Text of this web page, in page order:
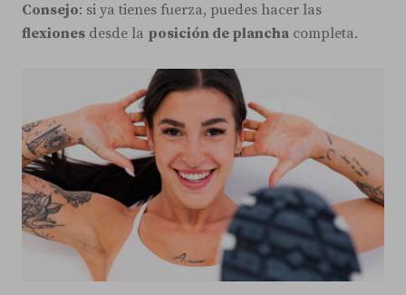
Consejo: si ya tienes fuerza, puedes hacer las
flexiones desde la posición de plancha completa.